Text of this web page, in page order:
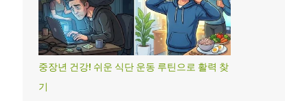
중장년 건강! 쉬운 식단 운동 루틴으로 활력 찾
기